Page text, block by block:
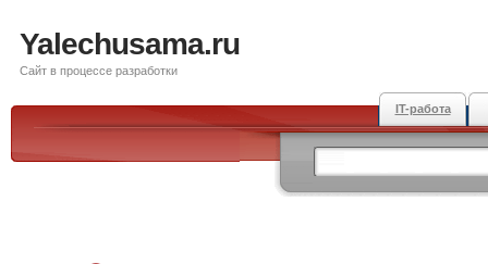
Yalechusama.ru
Сайт в процессе разработки
IT-работа